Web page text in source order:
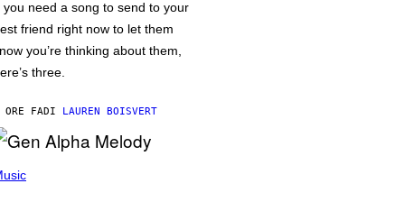
you need a song to send to your
friend right now to let them
you’re thinking about them,
three.
ORE FADI LAUREN BOISVERT